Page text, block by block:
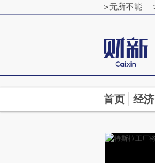
无所不能
首页 经济